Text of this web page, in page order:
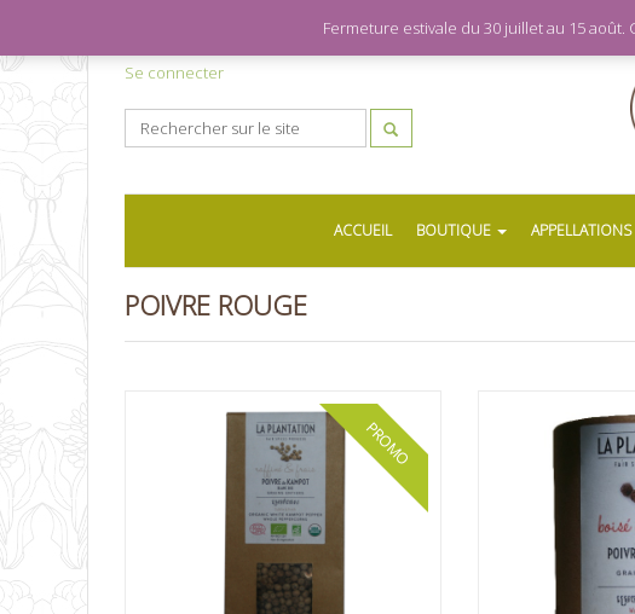
Se connecter
ACCUEIL BOUTIQUE
POIVRE ROUGE
PROMO
Fermeture estivale du 30 juillet au 15